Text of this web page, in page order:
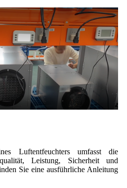
Luftentfeuchters umfasst die
Leistung, Sicherheit und
Sie eine ausführliche Anleitung